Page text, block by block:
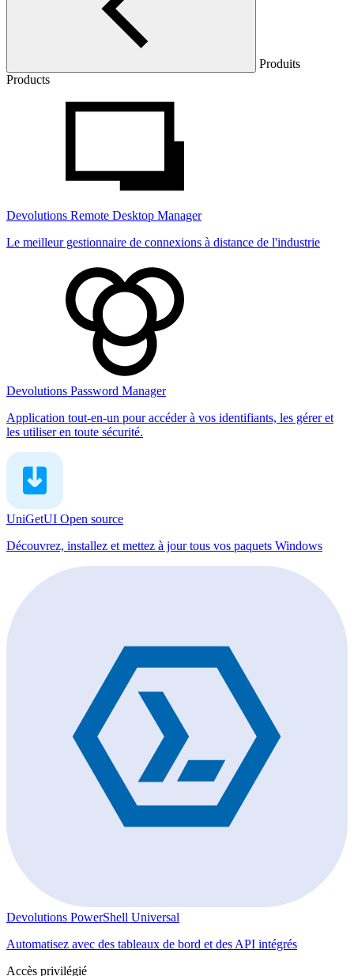
Produits
Products
Devolutions Remote Desktop Manager
Le meilleur gestionnaire de connexions à distance de l'industrie
Devolutions Password Manager
Application tout-en-un pour accéder à vos identifiants, les gérer et
les utiliser en toute sécurité.
UniGetUI Open source
Découvrez, installez et mettez à jour tous vos paquets Windows
Devolutions PowerShell Universal
Automatisez avec des tableaux de bord et des API intégrés
Accès privilégié